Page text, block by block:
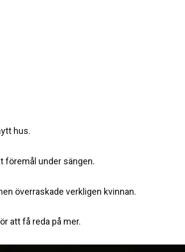
hus.
föremål under sängen.
överraskade verkligen kvinnan.
att få reda på mer.